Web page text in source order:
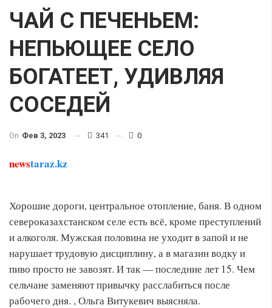
ЧАЙ С ПЕЧЕНЬЕМ:
НЕПЬЮЩЕЕ СЕЛО
БОГАТЕЕТ, УДИВЛЯЯ
СОСЕДЕЙ
On Фев 3, 2023 341 0
newstaraz.kz
Хорошие дороги, центральное отопление, баня. В одном
североказахстанском селе есть всё, кроме преступлений
и алкоголя. Мужская половина не уходит в запой и не
нарушает трудовую дисциплину, а в магазин водку и
пиво просто не завозят. И так — последние лет 15. Чем
сельчане заменяют привычку расслабиться после
рабочего дня. , Ольга Витукевич выясняла.